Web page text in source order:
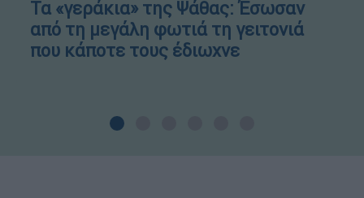
Τα «γεράκια» της Ψάθας: Έσωσαν
από τη μεγάλη φωτιά τη γειτονιά
που κάποτε τους έδιωχνε